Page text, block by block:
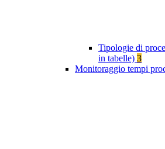
Tipologie di
in tabelle) 3
Monitoraggio tempi